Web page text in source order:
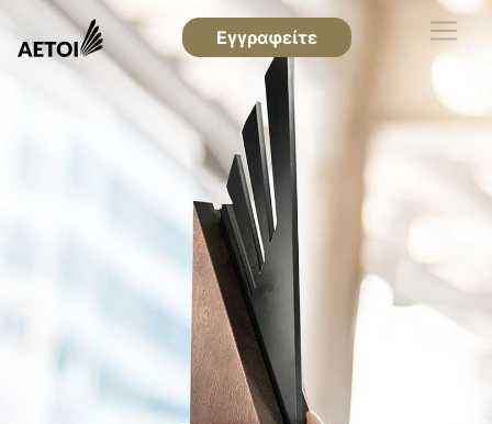
Εγγραφείτε